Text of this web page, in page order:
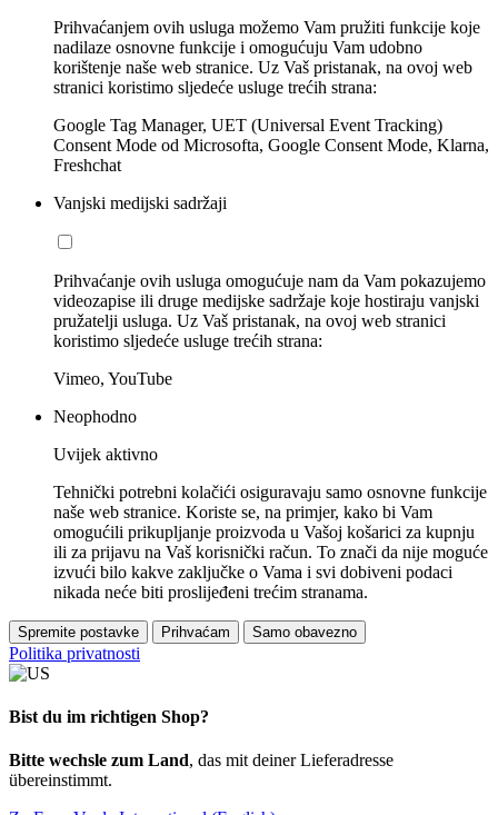
Prihvaćanjem ovih usluga možemo Vam pružiti funkcije koje
nadilaze osnovne funkcije i omogućuju Vam udobno
korištenje naše web stranice. Uz Vaš pristanak, na ovoj web
stranici koristimo sljedeće usluge trećih strana:
Google Tag Manager, UET (Universal Event Tracking)
Consent Mode od Microsofta, Google Consent Mode, Klarna,
Freshchat
Vanjski medijski sadržaji
Prihvaćanje ovih usluga omogućuje nam da Vam pokazujemo
videozapise ili druge medijske sadržaje koje hostiraju vanjski
pružatelji usluga. Uz Vaš pristanak, na ovoj web stranici
koristimo sljedeće usluge trećih strana:
Vimeo, YouTube
Neophodno
Uvijek aktivno
Tehnički potrebni kolačići osiguravaju samo osnovne funkcije
naše web stranice. Koriste se, na primjer, kako bi Vam
omogućili prikupljanje proizvoda u Vašoj košarici za kupnju
ili za prijavu na Vaš korisnički račun. To znači da nije moguće
izvući bilo kakve zaključke o Vama i svi dobiveni podaci
nikada neće biti proslijeđeni trećim stranama.
Spremite postavke Prihvaćam Samo obavezno
Politika privatnosti
Bist du im richtigen Shop?
Bitte wechsle zum Land, das mit deiner Lieferadresse
übereinstimmt.